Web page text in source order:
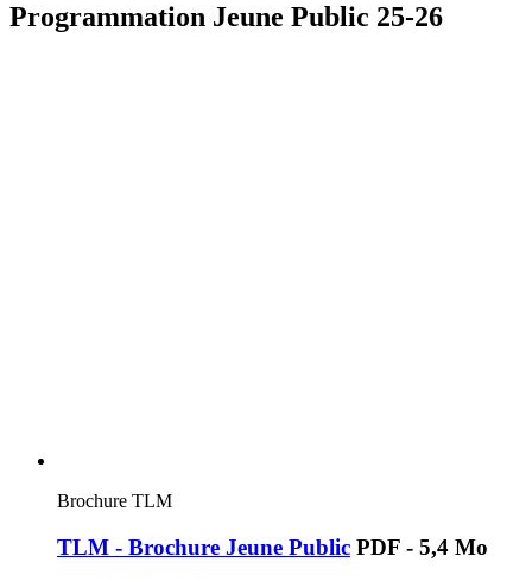
Programmation Jeune Public 25-26
Brochure TLM
TLM - Brochure Jeune Public PDF - 5,4 Mo